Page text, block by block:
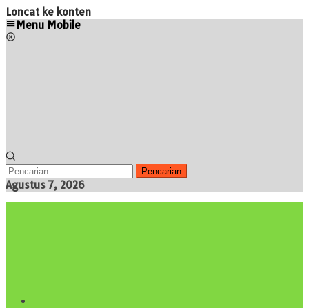
Loncat ke konten
Menu Mobile
Pencarian
Agustus 7, 2026